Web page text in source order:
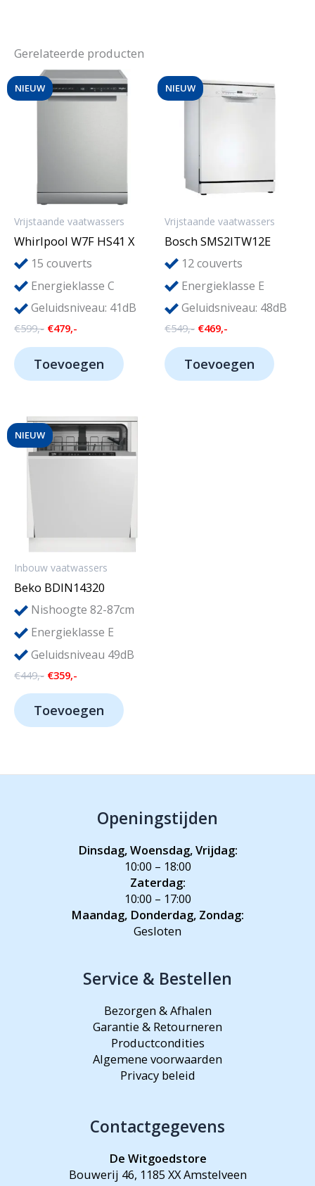
Gerelateerde producten
NIEUW
Vrijstaande vaatwassers
Whirlpool W7F HS41 X
15 couverts
Energieklasse C
Geluidsniveau: 41dB
€599,- Oorspronkelijke
€599,-.
€479,-
€479,-.
Toevoegen
NIEUW
Vrijstaande vaatwassers
Bosch SMS2ITW12E
12couverts
Energieklasse E
Geluidsniveau: 48dB
€549,- Oorspronkelijke
€549,-.
€469,-
€469,-.
Toevoegen
NIEUW
Inbouw vaatwassers
Beko BDIN14320
Nishoogte 82-87cm
Energieklasse E
Geluidsniveau 49dB
€449,- Oorspronkelijke
€449,-.
€359,-
€359,-.
Toevoegen
Openingstijden
Dinsdag, Woensdag, Vrijdag:
10:00 – 18:00
Zaterdag:
10:00 – 17:00
Maandag, Donderdag, Zondag:
Gesloten
Service & Bestellen
Bezorgen & Afhalen
Garantie & Retourneren
Productcondities
Algemene voorwaarden
Privacy beleid
Contactgegevens
De Witgoedstore
Bouwerij 46, 1185 XX Amstelveen